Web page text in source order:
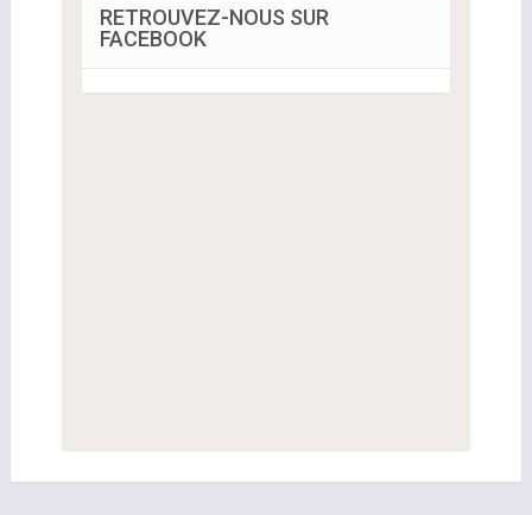
RETROUVEZ-NOUS SUR
FACEBOOK